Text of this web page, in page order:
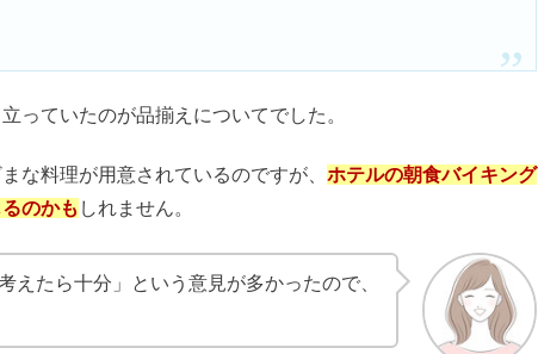
経年変化や季節・気温について
ず人気のファミリーレストラン。
でいつ訪れても新しいメニューを楽しめるのもココスの大きな